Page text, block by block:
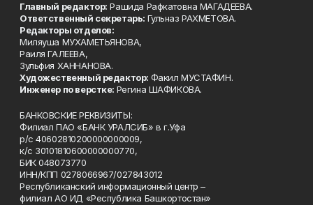
Главный редактор: Рашида Рафкатовна МАГАДЕЕВА.
Ответственный секретарь: Гульназ РАХМЕТОВА.
Редакторы отделов:
Миляуша МУХАМЕТЬЯНОВА,
Раиля ГАЛЕЕВА,
Зульфия ХАННАНОВА.
Художественный редактор: Факил МУСТАФИН.
Инженер по верстке: Регина ШАФИКОВА.
БАНКОВСКИЕ РЕКВИЗИТЫ:
Филиал ПАО «БАНК УРАЛСИБ» в г.Уфа
р/с 40602810200000000009,
к/с 30101810600000000770,
БИК 048073770
ИНН/КПП 0278066967/027843012
Республиканский информационный центр –
филиал АО ИД «Республика Башкортостан»